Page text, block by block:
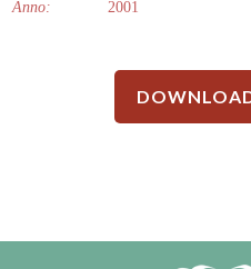
Anno:
2001